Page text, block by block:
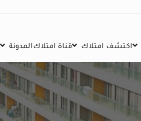
اكتشف امتلاك قناة امتلاكالمدونة